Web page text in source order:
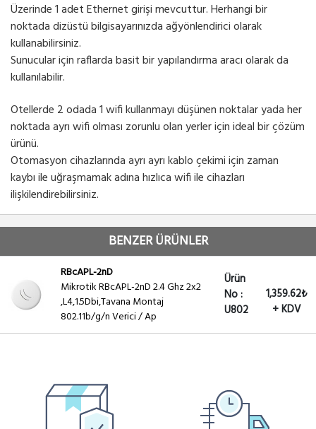
Üzerinde 1 adet Ethernet girişi mevcuttur. Herhangi bir
noktada dizüstü bilgisayarınızda ağyönlendirici olarak
kullanabilirsiniz.
Sunucular için raflarda basit bir yapılandırma aracı olarak da
kullanılabilir.
Otellerde 2 odada 1 wifi kullanmayı düşünen noktalar yada her
noktada ayrı wifi olması zorunlu olan yerler için ideal bir çözüm
ürünü.
Otomasyon cihazlarında ayrı ayrı kablo çekimi için zaman
kaybı ile uğraşmamak adına hızlıca wifi ile cihazları
ilişkilendirebilirsiniz.
BENZER ÜRÜNLER
RBcAPL-2nD
Mikrotik RBcAPL-2nD 2.4 Ghz 2x2
,L4,1.5Dbi,Tavana Montaj
802.11b/g/n Verici / Ap
Ürün
No :
U802
1,359.62₺
+ KDV